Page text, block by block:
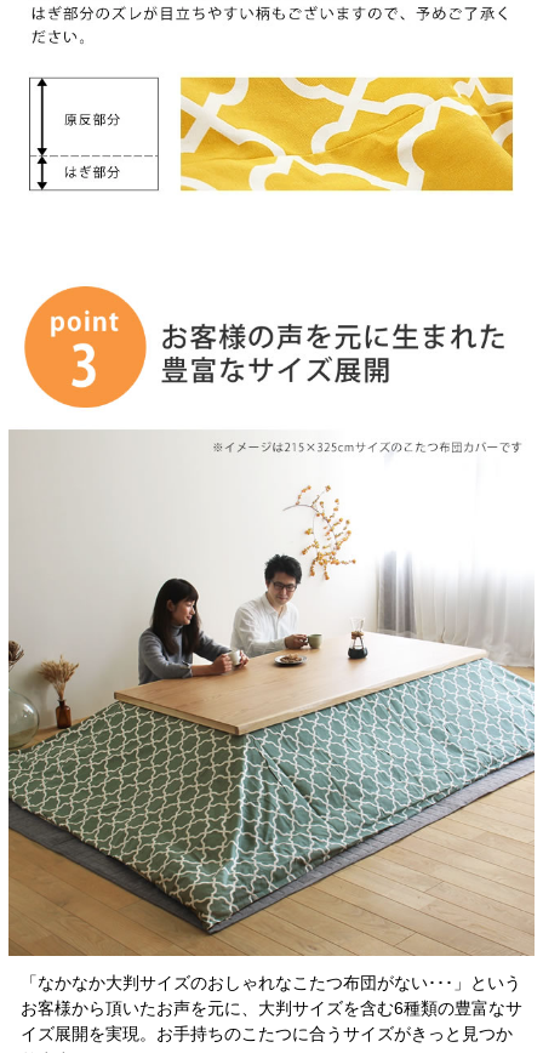
「なかなか大判サイズのおしゃれなこたつ布団がない･･･」という
お客様から頂いたお声を元に、大判サイズを含む6種類の豊富なサ
イズ展開を実現。お手持ちのこたつに合うサイズがきっと見つか